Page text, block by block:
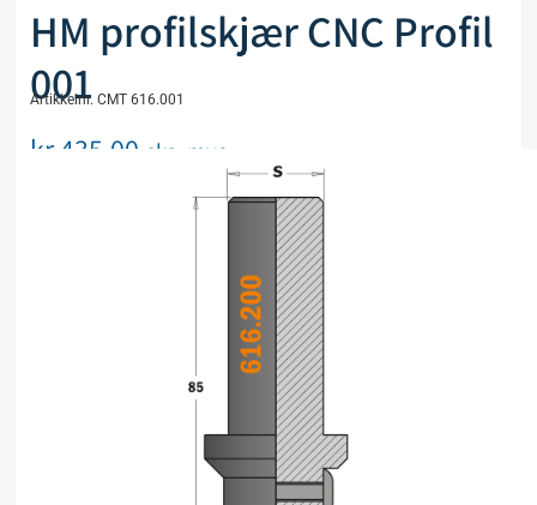
HM profilskjær CNC Profil
001
Artikkelnr. CMT 616.001
kr435,00 eks. mva
Utsolgt, men kan bestilles
Legg i handlekurv
Sammenlign
Legg i ønskeliste
Spesifikasjoner